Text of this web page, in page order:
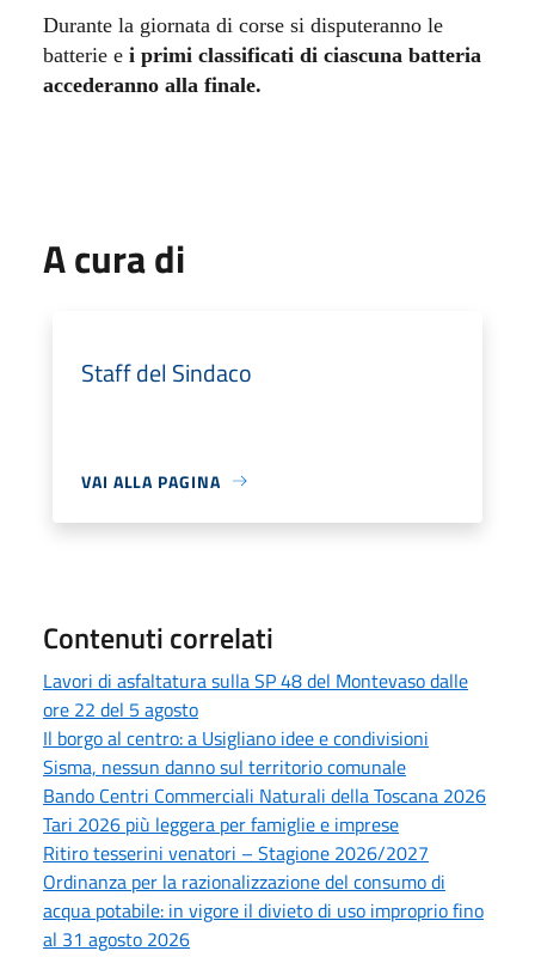
Durante la giornata di corse si disputeranno le
batterie e i primi classificati di ciascuna batteria
accederanno alla finale.
A cura di
Staff del Sindaco
VAI ALLA PAGINA
Contenuti correlati
Lavori di asfaltatura sulla SP 48 del Montevaso dalle
ore 22 del 5 agosto
Il borgo al centro: a Usigliano idee e condivisioni
Sisma, nessun danno sul territorio comunale
Bando Centri Commerciali Naturali della Toscana 2026
Tari 2026 più leggera per famiglie e imprese
Ritiro tesserini venatori – Stagione 2026/2027
Ordinanza per la razionalizzazione del consumo di
acqua potabile: in vigore il divieto di uso improprio fino
al 31 agosto 2026